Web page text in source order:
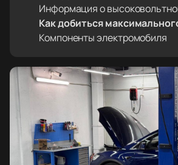
Информация о
Как добиться
Компоненты электромобиля